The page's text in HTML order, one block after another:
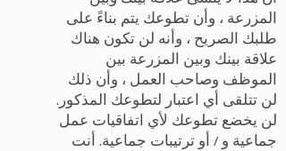
المزرعة ، وأن تطوعك يتم بناءً على
طلبك الصريح ، وأنه لن تكون هناك
علاقة بينك وبين المزرعة بين
الموظف وصاحب العمل ، وأن ذلك
لن تتلقى أي اعتبار لتطوعك المذكور.
لن يخضع تطوعك لأي اتفاقيات عمل
جماعية و / أو ترتيبات جماعية. أنت